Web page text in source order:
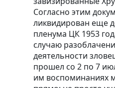
Согласно этим
ликвидирован еще
пленума ЦК 1953
случаю
деятельности
прошел со 2 по 7
им воспоминаниях